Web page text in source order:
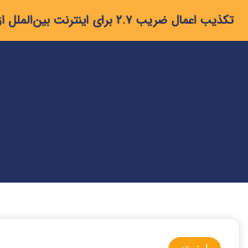
تکذیب اعمال ضریب ۲.۷ برای اینترنت بین‌الملل از سوی سازمان تنظیم مقررات